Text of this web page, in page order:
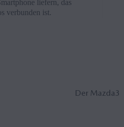
liefern, das
verbunden ist.
Der Mazda3